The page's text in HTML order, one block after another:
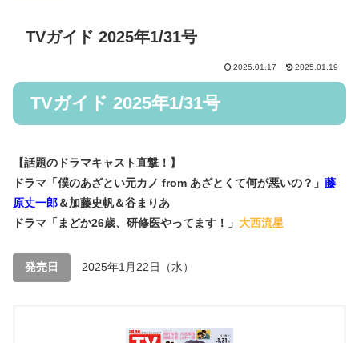
TVガイド 2025年1/31号
2025.01.17 2025.01.19
TVガイド 2025年1/31号
【話題のドラマキャスト直撃！】
ドラマ「僕のあざとい元カノ from あざとくて何が悪いの？」 藤
原丈一郎＆加藤史帆＆谷まりあ
ドラマ「まどか26歳、研修医やってます！」 大西流星
発売日 2025年1月22日（水）